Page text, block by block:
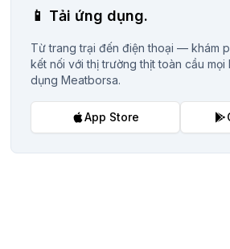
📱 Tải ứng dụng.
Từ trang trại đến điện thoại — khám
kết nối với thị trường thịt toàn cầu mọi
dụng Meatborsa.
App Store